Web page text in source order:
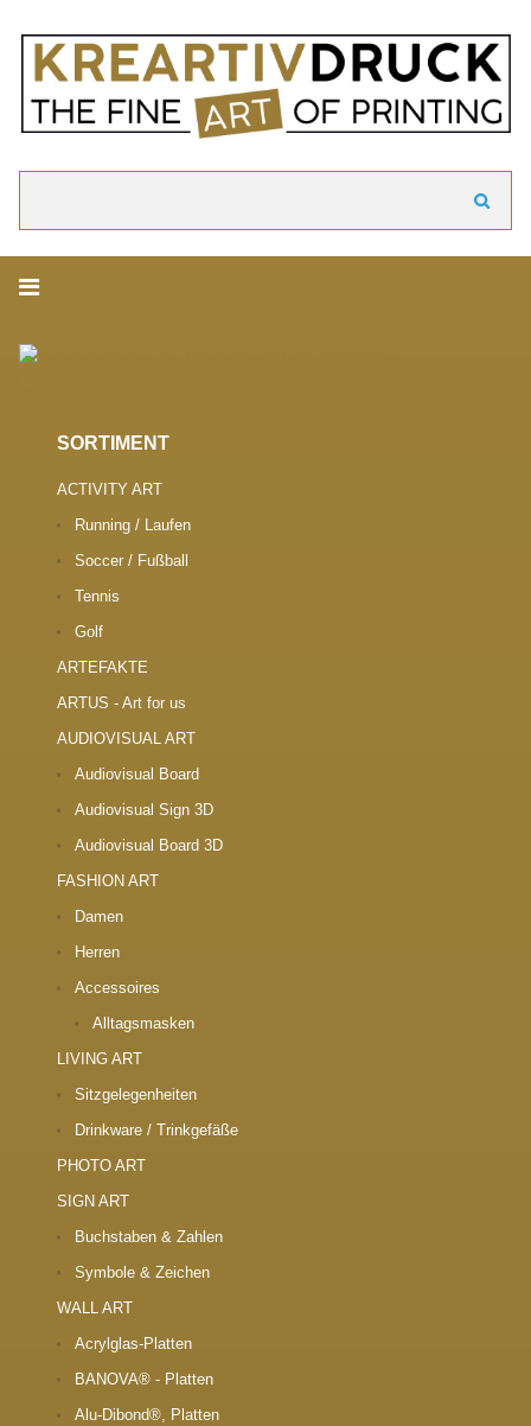
Cookie Hinweis
Um die Inhalte unserer Webseite optimal zu gestalten und fortlaufend zu
Informationen zu Cookies erhalten Sie in unserer Datenschutzerklärung.
► Datenschutzerklärung
SORTIMENT
ACTIVITY ART
Running / Laufen
Soccer / Fußball
Tennis
Golf
ARTEFAKTE
ARTUS - Art for us
AUDIOVISUAL ART
Audiovisual Board
Audiovisual Sign 3D
Audiovisual Board 3D
FASHION ART
Damen
Herren
Accessoires
Alltagsmasken
LIVING ART
Sitzgelegenheiten
Drinkware / Trinkgefäße
PHOTO ART
SIGN ART
Buchstaben & Zahlen
Symbole & Zeichen
WALL ART
Acrylglas-Platten
BANOVA® - Platten
Alu-Dibond®, Platten